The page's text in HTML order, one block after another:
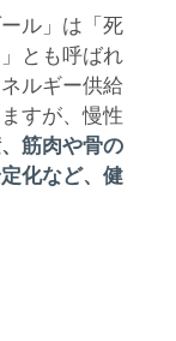
ル」は「死
とも呼ばれ
ルギー供給
すが、慢性
筋肉や骨の
化など、健